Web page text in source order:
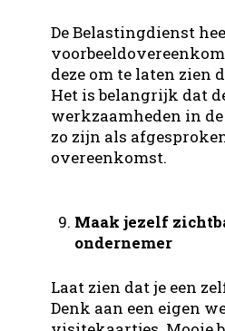
De Belastingdienst
deze om te laten zien
Het is belangrijk dat
werkzaamheden in
zo zijn als
overeenkomst.
Maak jezelf
ondernemer
Laat zien dat je een
Denk aan een eigen